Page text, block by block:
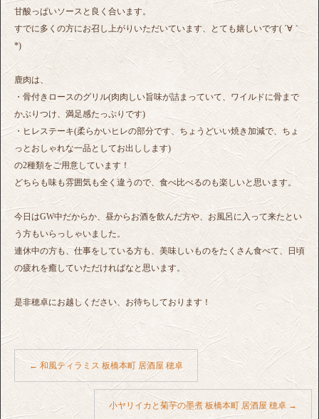
甘酸っぱいソースと良く合います。
すでに多くの方にお召し上がりいただいています、とても嬉しいです( ´∀｀
*)
鹿肉は、
・骨付きロースのグリル(肉肉しい旨味が詰まっていて、ワイルドに骨まで
かぶりつけ、満足感たっぷりです)
・ヒレステーキ(柔らかいヒレの部分です、ちょうどいい焼き加減で、ちょ
っとおしゃれな一品としてお出しします)
の2種類をご用意しています！
どちらも味も雰囲気も全く違うので、食べ比べるのも楽しいと思います。
今日はGW中だからか、昼からお酒を飲んだ方や、お風呂に入って来たとい
う方もいらっしゃいました。
連休中の方も、仕事をしている方も、美味しいものをたくさん食べて、日頃
の疲れを癒していただければなと思います。
是非穂卓にお越しください、お待ちしております！
← 和風ティラミス 板橋本町 居酒屋 穂卓
小ヤリイカと菊芋の墨煮 板橋本町 居酒屋 穂卓 →